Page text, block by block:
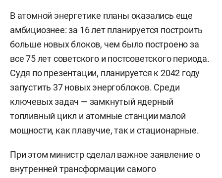
В атомной энергетике планы оказались еще
амбициознее: за 16 лет планируется построить
больше новых блоков, чем было построено за
все 75 лет советского и постсоветского периода.
Судя по презентации, планируется к 2042 году
запустить 37 новых энергоблоков. Среди
ключевых задач — замкнутый ядерный
топливный цикл и атомные станции малой
мощности, как плавучие, так и стационарные.
При этом министр сделал важное заявление о
внутренней трансформации самого